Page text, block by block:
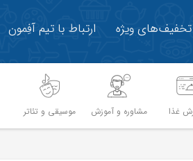
تخفیف‌های ویژه ارتباط با تیم آفِمون
غذا مشاوره و آموزش موسیقی و تئاتر